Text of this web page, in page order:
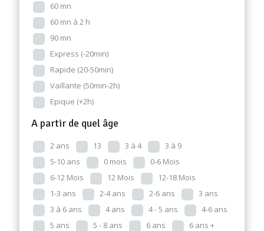
60 mn
60 mn à 2 h
90 mn
Express (-20min)
Rapide (20-50min)
Vaillante (50min-2h)
Epique (+2h)
A partir de quel âge
2 ans 13 3 à 4
3 à 9
5-10 ans
0 mois
0-6 Mois
6-12 Mois
12 Mois
12-18 Mois
1-3 ans
2-4 ans 2-6 ans
3 ans
3 à 6 ans
4 ans 4 - 5 ans
4-6 ans
5 ans
5 - 8 ans 6 ans
6 ans +